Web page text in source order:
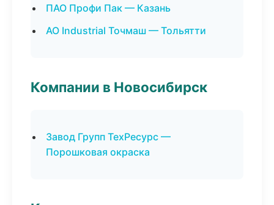
ПАО Профи Пак — Казань
АО Industrial Точмаш — Тольятти
Компании в Новосибирск
Завод Групп ТехРесурс —
Порошковая окраска